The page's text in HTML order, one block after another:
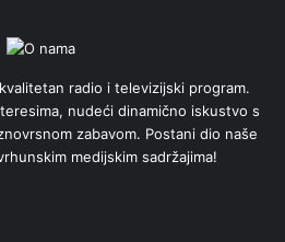
radio i televizijski program.
nudeći dinamično iskustvo s
zabavom. Postani dio naše
medijskim sadržajima!